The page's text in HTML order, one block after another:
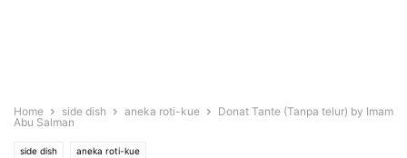
Home side dish aneka roti-kue
Donat Tante (Tanpa telur) by Imam
Abu Salman
side dish aneka roti-kue